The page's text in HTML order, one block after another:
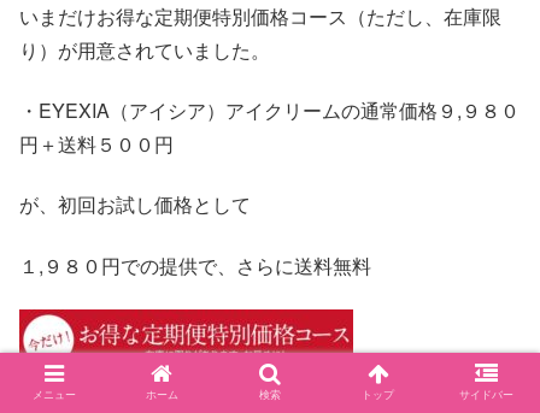
いまだけお得な定期便特別価格コース（ただし、在庫限
り）が用意されていました。
・EYEXIA（アイシア）アイクリームの通常価格９,９８０
円＋送料５００円
が、初回お試し価格として
１,９８０円での提供で、さらに送料無料
メニュー ホーム 検索 トップ サイドバー